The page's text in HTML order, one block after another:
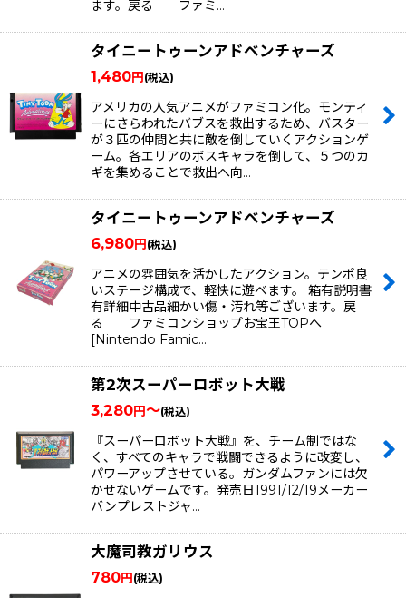
ます。戻る ファミ…
タイニートゥーンアドベンチャーズ
1,480円 (税込)
アメリカの人気アニメがファミコン化。モンティ
ーにさらわれたバブスを救出するため、バスター
が３匹の仲間と共に敵を倒していくアクションゲ
ーム。各エリアのボスキャラを倒して、５つのカ
ギを集めることで救出へ向…
タイニートゥーンアドベンチャーズ
6,980円 (税込)
アニメの雰囲気を活かしたアクション。テンポ良
いステージ構成で、軽快に遊べます。 箱有説明書
有詳細中古品細かい傷・汚れ等ございます。戻
る ファミコンショップお宝王TOPへ
[Nintendo Famic…
第2次スーパーロボット大戦
3,280円～(税込)
『スーパーロボット大戦』を、チーム制ではな
く、すべてのキャラで戦闘できるように改変し、
パワーアップさせている。ガンダムファンには欠
かせないゲームです。発売日1991/12/19メーカー
バンプレストジャ…
大魔司教ガリウス
780円 (税込)